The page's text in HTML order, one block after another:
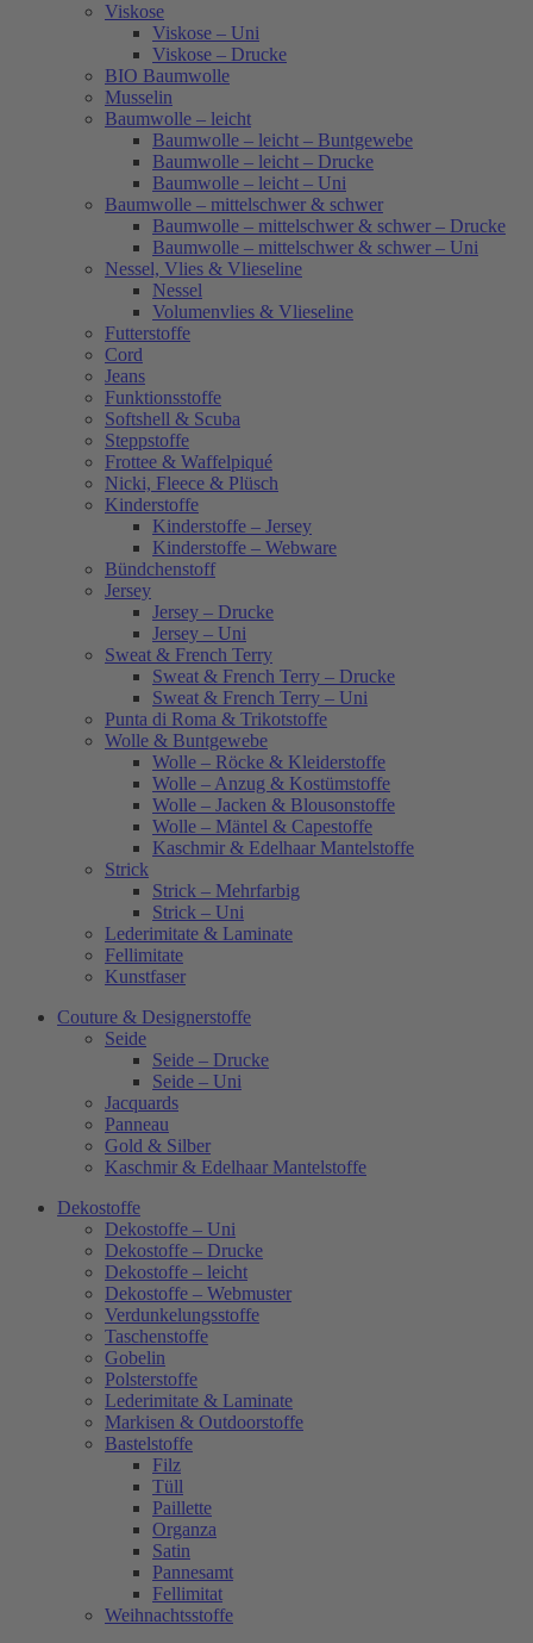
Viskose
Viskose – Uni
Viskose – Drucke
BIO Baumwolle
Musselin
Baumwolle – leicht
Baumwolle – leicht – Buntgewebe
Baumwolle – leicht – Drucke
Baumwolle – leicht – Uni
Baumwolle – mittelschwer & schwer
Baumwolle – mittelschwer & schwer – Drucke
Baumwolle – mittelschwer & schwer – Uni
Nessel, Vlies & Vlieseline
Nessel
Volumenvlies & Vlieseline
Futterstoffe
Cord
Jeans
Funktionsstoffe
Softshell & Scuba
Steppstoffe
Frottee & Waffelpiqué
Nicki, Fleece & Plüsch
Kinderstoffe
Kinderstoffe – Jersey
Kinderstoffe – Webware
Bündchenstoff
Jersey
Jersey – Drucke
Jersey – Uni
Sweat & French Terry
Sweat & French Terry – Drucke
Sweat & French Terry – Uni
Punta di Roma & Trikotstoffe
Wolle & Buntgewebe
Wolle – Röcke & Kleiderstoffe
Wolle – Anzug & Kostümstoffe
Wolle – Jacken & Blousonstoffe
Wolle – Mäntel & Capestoffe
Kaschmir & Edelhaar Mantelstoffe
Strick
Strick – Mehrfarbig
Strick – Uni
Lederimitate & Laminate
Fellimitate
Kunstfaser
Couture & Designerstoffe
Seide
Seide – Drucke
Seide – Uni
Jacquards
Panneau
Gold & Silber
Kaschmir & Edelhaar Mantelstoffe
Dekostoffe
Dekostoffe – Uni
Dekostoffe – Drucke
Dekostoffe – leicht
Dekostoffe – Webmuster
Verdunkelungsstoffe
Taschenstoffe
Gobelin
Polsterstoffe
Lederimitate & Laminate
Markisen & Outdoorstoffe
Bastelstoffe
Filz
Tüll
Paillette
Organza
Satin
Pannesamt
Fellimitat
Weihnachtsstoffe